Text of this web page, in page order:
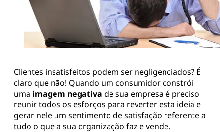
Clientes insatisfeitos podem ser negligenciados? É
claro que não! Quando um consumidor constrói
uma imagem negativa de sua empresa é preciso
reunir todos os esforços para reverter esta ideia e
gerar nele um sentimento de satisfação referente a
tudo o que a sua organização faz e vende.